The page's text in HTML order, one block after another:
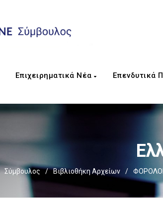
Επιχειρηματικά Νέα Επενδυτικά
Σύμβουλος / Βιβλιοθήκη Αρχείων /